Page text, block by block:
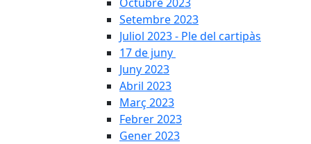
Setembre 2023
Juliol 2023 - Ple del cartipàs
17 de juny
Juny 2023
Abril 2023
Març 2023
Febrer 2023
Gener 2023